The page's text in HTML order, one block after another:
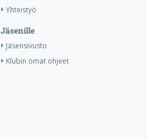
Yhteistyö
Jäsenille
Jäsensivusto
Klubin omat ohjeet